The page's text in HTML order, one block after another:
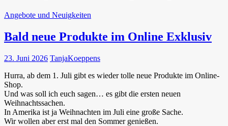
Angebote und Neuigkeiten
Bald neue Produkte im Online Exklusiv
23. Juni 2026 TanjaKoeppens
Hurra, ab dem 1. Juli gibt es wieder tolle neue Produkte im Online-
Shop.
Und was soll ich euch sagen… es gibt die ersten neuen
Weihnachtssachen.
In Amerika ist ja Weihnachten im Juli eine große Sache.
Wir wollen aber erst mal den Sommer genießen.